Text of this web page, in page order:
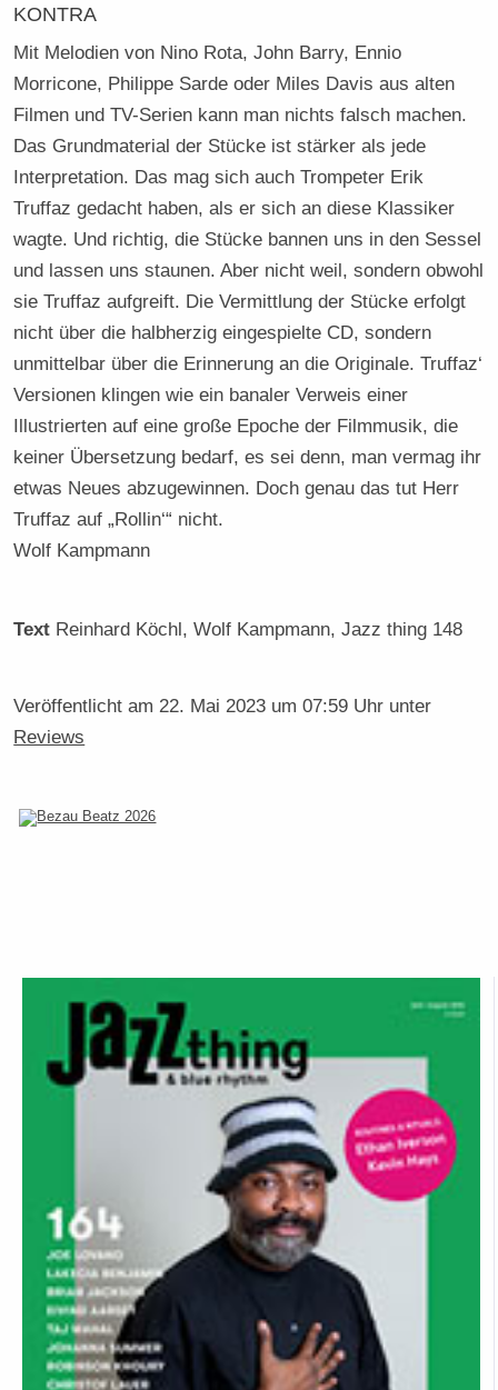
KONTRA
Mit Melodien von Nino Rota, John Barry, Ennio
Morricone, Philippe Sarde oder Miles Davis aus alten
Filmen und TV-Serien kann man nichts falsch machen.
Das Grundmaterial der Stücke ist stärker als jede
Interpretation. Das mag sich auch Trompeter Erik
Truffaz gedacht haben, als er sich an diese Klassiker
wagte. Und richtig, die Stücke bannen uns in den Sessel
und lassen uns staunen. Aber nicht weil, sondern obwohl
sie Truffaz aufgreift. Die Vermittlung der Stücke erfolgt
nicht über die halbherzig eingespielte CD, sondern
unmittelbar über die Erinnerung an die Originale. Truffaz‘
Versionen klingen wie ein banaler Verweis einer
Illustrierten auf eine große Epoche der Filmmusik, die
keiner Übersetzung bedarf, es sei denn, man vermag ihr
etwas Neues abzugewinnen. Doch genau das tut Herr
Truffaz auf „Rollin‘“ nicht.
Wolf Kampmann
Text Reinhard Köchl, Wolf Kampmann, Jazz thing 148
Veröffentlicht am22. Mai 2023 um 07:59 Uhr unter
Reviews